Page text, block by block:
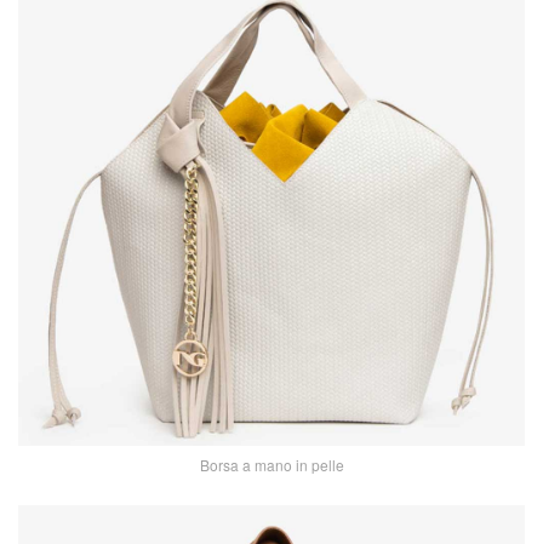
Borsa a mano in pelle